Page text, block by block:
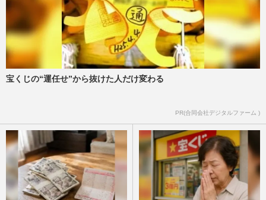
宝くじの“運任せ”から抜けた人だけ変わる
PR(合同会社デジタルファーム )